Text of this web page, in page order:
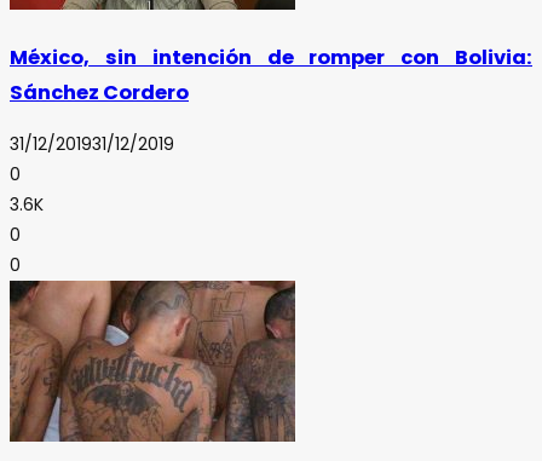
México, sin intención de romper con Bolivia:
Sánchez Cordero
31/12/201931/12/2019
0
3.6K
0
0